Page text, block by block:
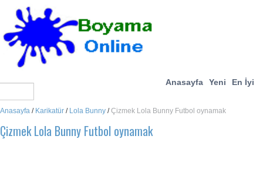
Anasayfa Yeni En İyi
Anasayfa / Karikatür / Lola Bunny /Çizmek Lola Bunny Futbol oynamak
Çizmek Lola Bunny Futbol oynamak